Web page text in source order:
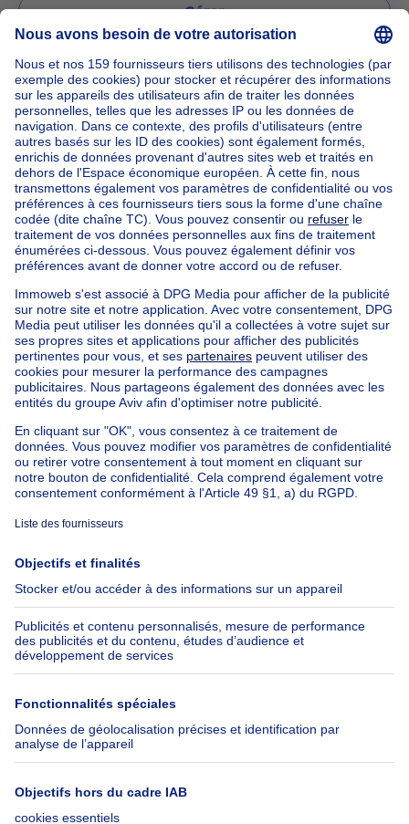
Gérer
Accueil
Agences immobilières
Agences immobilières à Kraainem
Vinois Services
Nos maisons hors de la Belgique
Maison à vendre France
Maison à vendre Espagne
Maison à vendre Italie
Maison à vendre Luxembourg
Maison à vendre Pays-bas
Nos biens pas chèrsMaison à vendre pas cher
Appartements à louer pas cher
Nos biens à louer avec chambres
Appartement à vendre avec 3 chambres
Maison à vendre avec 3 chambres
Appartement à louer avec 3 chambres
Maison à louer avec 3 chambres
Appartement à louer avec 3 chambres Bruxelles-ville
À propos
Immoweb
Presse
Emplois
Groupe Axel Springer
SeLoger.com
Immowelt.de
Outils
Belfius
Assurances
Check-list déménagement
Aide
FAQ
Accessibilité
Suivez-nous